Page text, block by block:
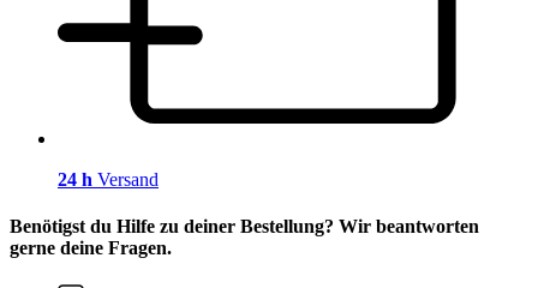
24 h Versand
Benötigst du Hilfe zu deiner Bestellung? Wir beantworten
gerne deine Fragen.